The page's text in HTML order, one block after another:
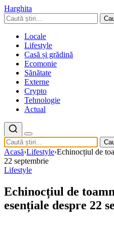
Harghita
Locale
Lifestyle
Casă și grădină
Ecomonie
Sănătate
Externe
Crypto
Tehnologie
Actual
Acasă›Lifestyle›Echinocțiul de
22 septembrie
Lifestyle
Echinocțiul de
esențiale despre 22